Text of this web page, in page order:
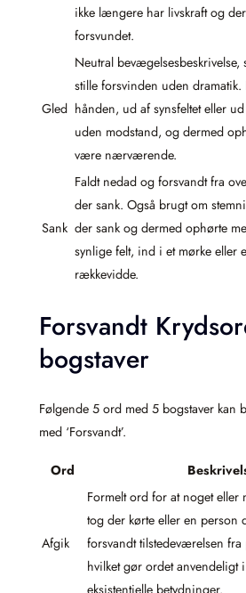
ikke længere har livskraft og
forsvundet.
Gled
Neutral bevægelsesbeskrivelse,
stille forsvinden uden
hånden, ud af synsfeltet eller
uden modstand, og dermed
være nærværende.
Sank
Faldt nedad og forsvandt fra
der sank. Også brugt om
der sank og dermed ophørte
synlige felt, ind i et mørke eller
rækkevidde.
Forsvandt
bogstaver
Følgende 5 ord med 5 bogstaver kan
med ‘Forsvandt’.
Ord
Afgik
Formelt ord for at noget eller
tog der kørte eller en person
forsvandt tilstedeværelsen
hvilket gør ordet anvendeligt
eksistentielle betydninger.